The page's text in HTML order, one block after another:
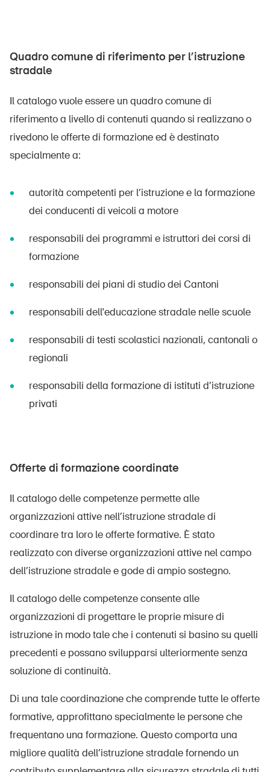
Quadro comune di riferimento per l’istruzione
stradale
Il catalogo vuole essere un quadro comune di
riferimento a livello di contenuti quando si realizzano o
rivedono le offerte di formazione ed è destinato
specialmente a:
autorità competenti per l’istruzione e la formazione
dei conducenti di veicoli a motore
responsabili dei programmi e istruttori dei corsi di
formazione
responsabili dei piani di studio dei Cantoni
responsabili dell'educazione stradale nelle scuole
responsabili di testi scolastici nazionali, cantonali o
regionali
responsabili della formazione di istituti d’istruzione
privati
Offerte di formazione coordinate
Il catalogo delle competenze permette alle
organizzazioni attive nell’istruzione stradale di
coordinare tra loro le offerte formative. È stato
realizzato con diverse organizzazioni attive nel campo
dell’istruzione stradale e gode di ampio sostegno.
Il catalogo delle competenze consente alle
organizzazioni di progettare le proprie misure di
istruzione in modo tale che i contenuti si basino su quelli
precedenti e possano svilupparsi ulteriormente senza
soluzione di continuità.
Di una tale coordinazione che comprende tutte le offerte
formative, approfittano specialmente le persone che
frequentano una formazione. Questo comporta una
migliore qualità dell’istruzione stradale fornendo un